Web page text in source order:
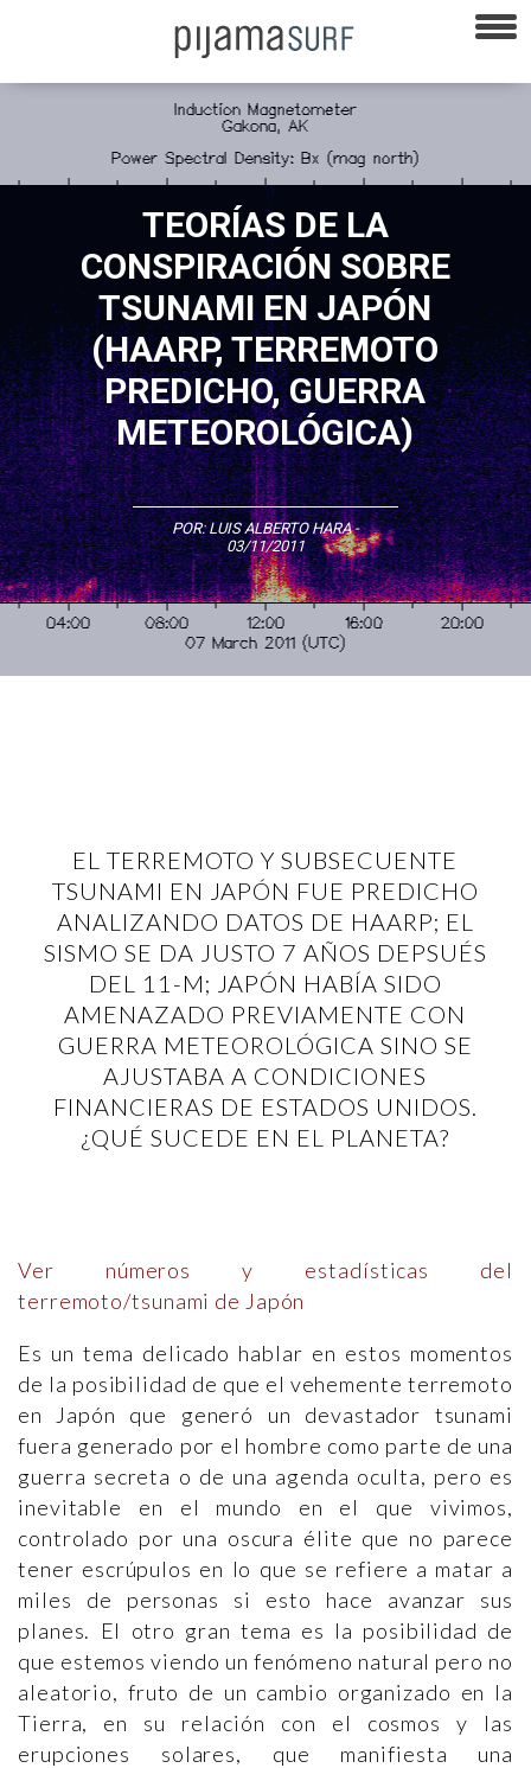
TEORÍAS DE LA
CONSPIRACIÓN SOBRE
TSUNAMI EN JAPÓN
(HAARP, TERREMOTO
PREDICHO, GUERRA
METEOROLÓGICA)
POR:LUIS ALBERTO HARA-
03/11/2011
EL TERREMOTO Y SUBSECUENTE
TSUNAMI EN JAPÓN FUE PREDICHO
ANALIZANDO DATOS DE HAARP; EL
SISMO SE DA JUSTO 7 AÑOS DEPSUÉS
DEL 11-M; JAPÓN HABÍA SIDO
AMENAZADO PREVIAMENTE CON
GUERRA METEOROLÓGICA SINO SE
AJUSTABA A CONDICIONES
FINANCIERAS DE ESTADOS UNIDOS.
¿QUÉ SUCEDE EN EL PLANETA?
Ver números y estadísticas del
terremoto/tsunami de Japón
Es un tema delicado hablar en estos momentos
de la posibilidad de que el vehemente terremoto
en Japón que generó un devastador tsunami
fuera generado por el hombre como parte de una
guerra secreta o de una agenda oculta, pero es
inevitable en el mundo en el que vivimos,
controlado por una oscura élite que no parece
tener escrúpulos en lo que se refiere a matar a
miles de personas si esto hace avanzar sus
planes. El otro gran tema es la posibilidad de
que estemos viendo un fenómeno natural pero no
aleatorio, fruto de un cambio organizado en la
Tierra, en su relación con el cosmos y las
erupciones solares, que manifiesta una